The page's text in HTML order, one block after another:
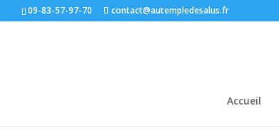
09-83-57-97-70 contact@autempledesalus.fr
Accueil